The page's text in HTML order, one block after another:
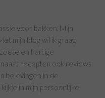
voor bakken. Mijn
mijn blog wil ik graag
en hartige
recepten ook reviews
belevingen in de
in mijn persoonlijke